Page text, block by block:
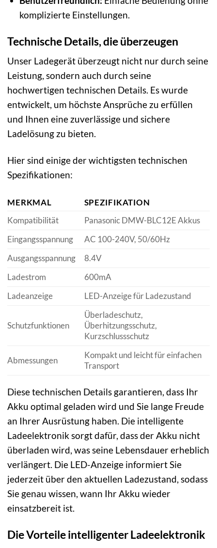
komplizierte Einstellungen.
Technische Details, die überzeugen
Unser Ladegerät überzeugt nicht nur durch seine
Leistung, sondern auch durch seine
hochwertigen technischen Details. Es wurde
entwickelt, um höchste Ansprüche zu erfüllen
und Ihnen eine zuverlässige und sichere
Ladelösung zu bieten.
Hier sind einige der wichtigsten technischen
Spezifikationen:
MERKMAL
SPEZIFIKATION
Kompatibilität
Panasonic DMW-BLC12E Akkus
Eingangsspannung
AC 100-240V, 50/60Hz
Ausgangsspannung
8.4V
Ladestrom
600mA
Ladeanzeige
LED-Anzeige für Ladezustand
Schutzfunktionen
Überladeschutz,
Überhitzungsschutz,
Kurzschlussschutz
Abmessungen
Kompakt und leicht für einfachen
Transport
Diese technischen Details garantieren, dass Ihr
Akku optimal geladen wird und Sie lange Freude
an Ihrer Ausrüstung haben. Die intelligente
Ladeelektronik sorgt dafür, dass der Akku nicht
überladen wird, was seine Lebensdauer erheblich
verlängert. Die LED-Anzeige informiert Sie
jederzeit über den aktuellen Ladezustand, sodass
Sie genau wissen, wann Ihr Akku wieder
einsatzbereit ist.
Die Vorteile intelligenter Ladeelektronik